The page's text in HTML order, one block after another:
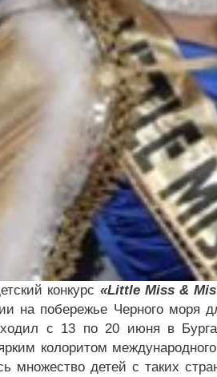
конкурс «Little Miss &
на побережье Черного моря
с 13 по 20 июня в
колоритом
множество детей с таких